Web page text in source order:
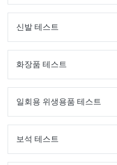
신발 테스트
화장품 테스트
일회용 위생용품 테스트
보석 테스트